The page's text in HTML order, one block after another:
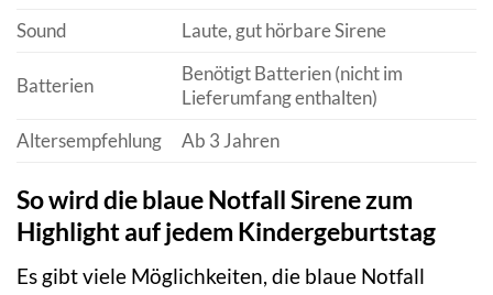
Sound
Laute, gut hörbare Sirene
Batterien
Benötigt Batterien (nicht im
Lieferumfang enthalten)
Altersempfehlung
Ab 3 Jahren
So wird die blaue Notfall Sirene zum
Highlight auf jedem Kindergeburtstag
Es gibt viele Möglichkeiten, die blaue Notfall